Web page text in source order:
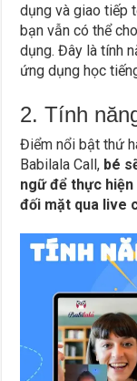
dụng và giao tiếp
bạn vẫn có thể
dụng. Đây là tính
ứng dụng học
2. Tính
Điểm nổi bật thứ
Babilala Call, bé
ngữ để thực
đối mặt qua live